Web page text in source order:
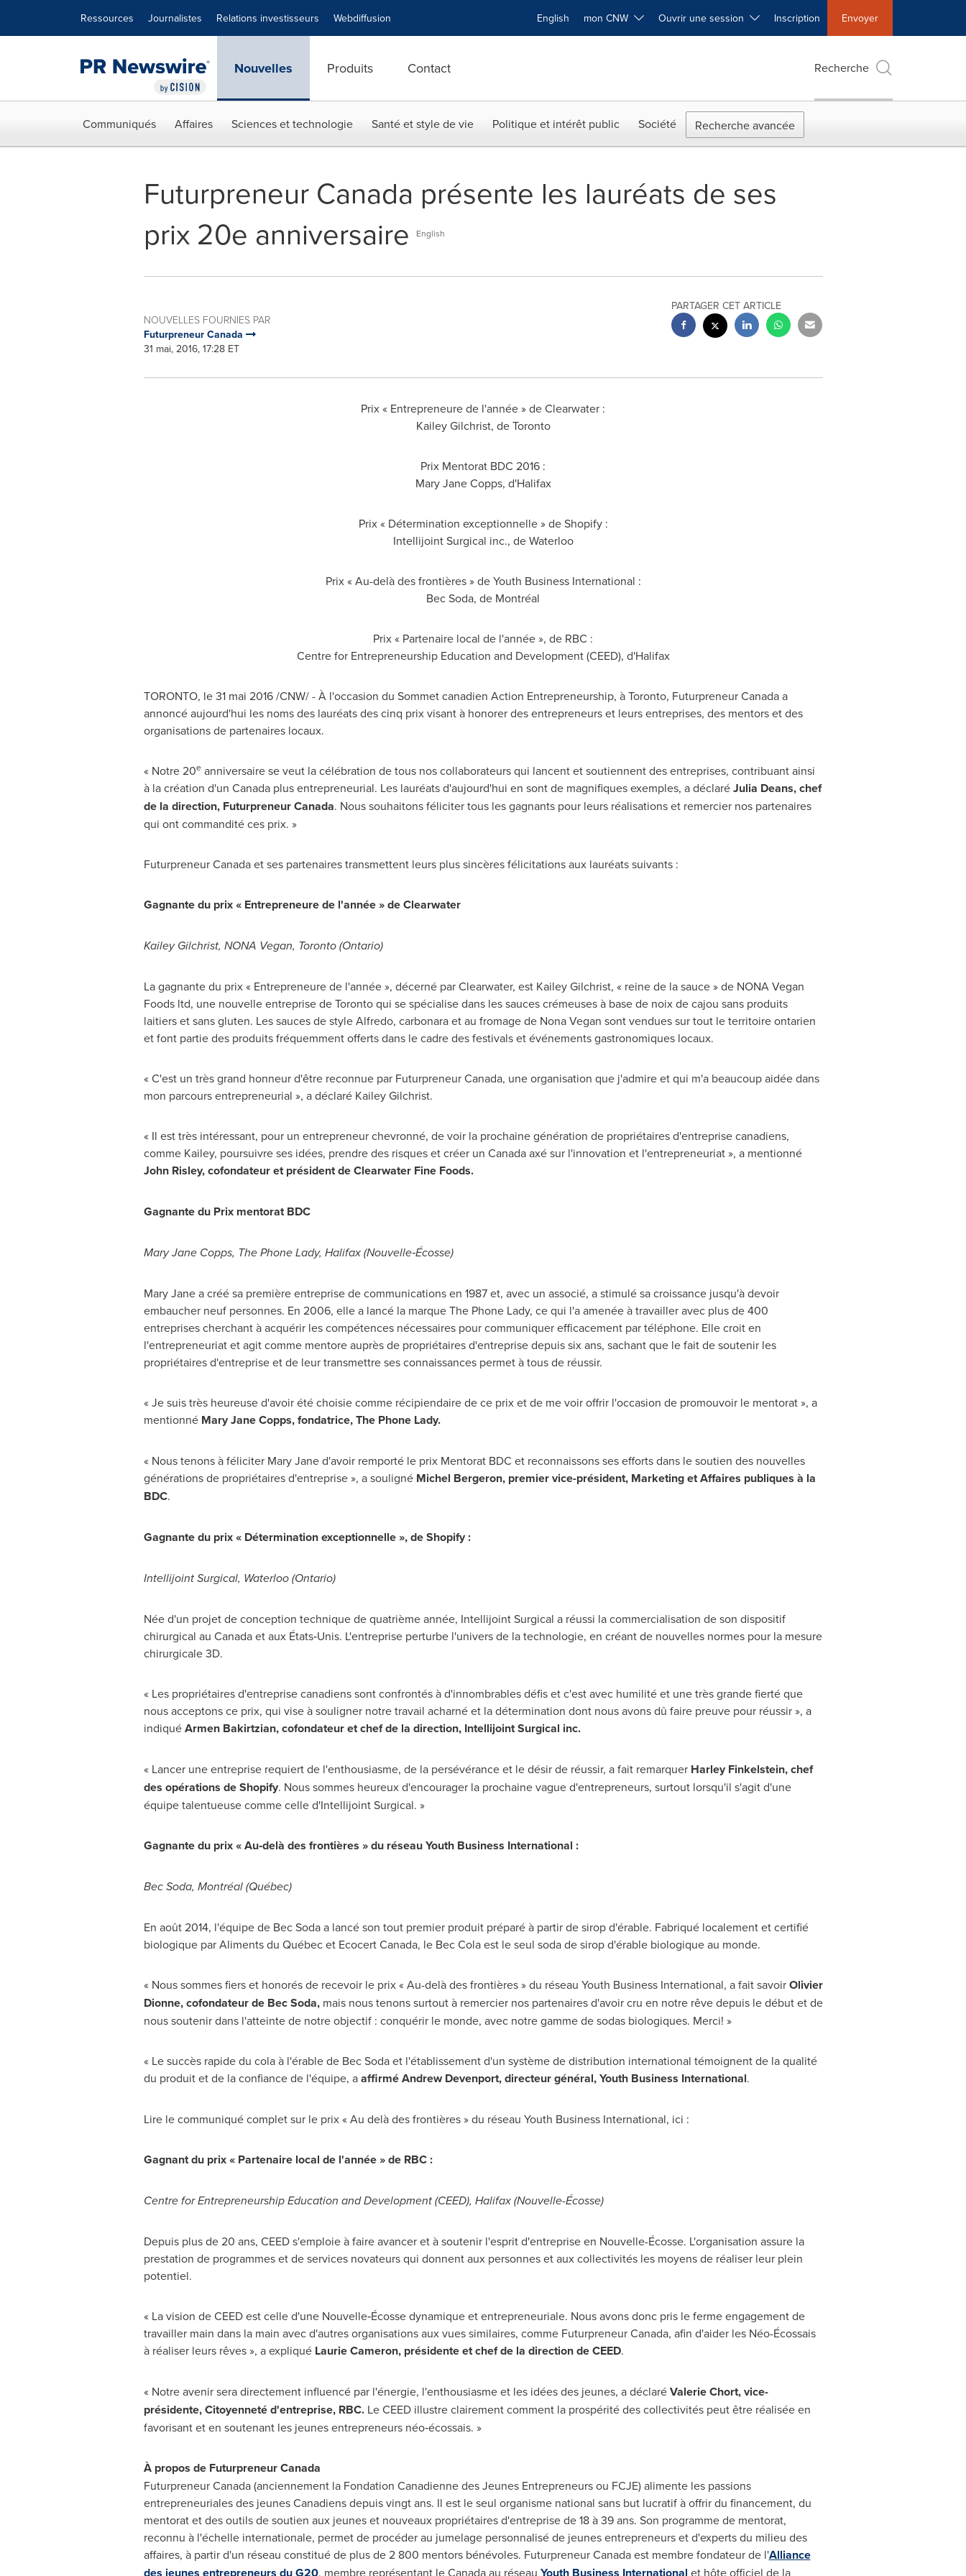
Ressources Journalistes Relations investisseurs Webdiffusion English mon CNW Ouvrir une session Inscription Envoyer
Nouvelles Produits Contact Recherche
Communiqués Affaires Sciences et technologie Santé et style de vie Politique et intérêt public Société Recherche avancée
Futurpreneur Canada présente les lauréats de ses
prix 20e anniversaire
English
NOUVELLES FOURNIES PAR
Futurpreneur Canada
31 mai, 2016, 17:28 ET
PARTAGER CET ARTICLE
Prix « Entrepreneure de l'année » de Clearwater :
Kailey Gilchrist, deToronto
Prix Mentorat BDC 2016 :
Mary Jane Copps, d'Halifax
Prix « Détermination exceptionnelle » de Shopify :
Intellijoint Surgical inc., de Waterloo
Prix « Au-delà des frontières » de Youth Business International :
Bec Soda, de Montréal
Prix « Partenaire local de l'année », de RBC :
Centre for Entrepreneurship Education and Development (CEED), d'Halifax
TORONTO, le 31 mai 2016 /CNW/ - À l'occasion du Sommet canadien Action Entrepreneurship, àToronto, Futurpreneur Canada a
annoncé aujourd'hui les noms des lauréats des cinq prix visant à honorer des entrepreneurs et leurs entreprises, des mentors et des
organisations de partenaires locaux.
« Notre 20eanniversaire se veut la célébration de tous nos collaborateurs qui lancent et soutiennent des entreprises, contribuant ainsi
à la création d'un Canadaplus entrepreneurial. Les lauréats d'aujourd'hui en sont de magnifiques exemples, a déclaréJulia Deans, chef
de la direction, Futurpreneur Canada. Nous souhaitons féliciter tous les gagnants pour leurs réalisations et remercier nos partenaires
qui ont commandité ces prix. »
Futurpreneur Canada et ses partenaires transmettent leurs plus sincères félicitations aux lauréats suivants :
Gagnante du prix « Entrepreneure de l'année » deClearwater
Kailey Gilchrist, NONA Vegan, Toronto(Ontario)
La gagnante du prix « Entrepreneure de l'année », décerné par Clearwater, est Kailey Gilchrist, « reine de la sauce » de NONA Vegan
Foods ltd, une nouvelle entreprise deTorontoqui se spécialise dans les sauces crémeuses à base de noix de cajou sans produits
laitiers et sans gluten. Les sauces de style Alfredo, carbonara et au fromage de Nona Vegan sont vendues sur tout le territoire ontarien
et font partie des produits fréquemment offerts dans le cadre des festivals et événements gastronomiques locaux.
« C'est un très grand honneur d'être reconnue par Futurpreneur Canada, une organisation que j'admire et qui m'a beaucoup aidée dans
mon parcours entrepreneurial », a déclaré Kailey Gilchrist.
« Il est très intéressant, pour un entrepreneur chevronné, de voir la prochaine génération de propriétaires d'entreprise canadiens,
comme Kailey, poursuivre ses idées, prendre des risques et créer un Canadaaxé sur l'innovation et l'entrepreneuriat », a mentionné
John Risley,cofondateur et président de Clearwater Fine Foods.
Gagnante du Prix mentorat BDC
Mary Jane Copps, The Phone Lady, Halifax(Nouvelle‑Écosse)
Mary Janea créé sa première entreprise de communications en 1987 et, avec un associé, a stimulé sa croissance jusqu'à devoir
embaucher neuf personnes. En 2006, elle a lancé la marque The Phone Lady, ce qui l'a amenée à travailler avec plus de 400
entreprises cherchant à acquérir les compétences nécessaires pour communiquer efficacement par téléphone. Elle croit en
l'entrepreneuriat et agit comme mentore auprès de propriétaires d'entreprise depuis six ans, sachant que le fait de soutenir les
propriétaires d'entreprise et de leur transmettre ses connaissances permet à tous de réussir.
« Je suis très heureuse d'avoir été choisie comme récipiendaire de ce prix et de me voir offrir l'occasion de promouvoir le mentorat », a
mentionné Mary Jane Copps, fondatrice, The Phone Lady.
« Nous tenons à féliciter Mary Janed'avoir remporté le prix Mentorat BDC et reconnaissons ses efforts dans le soutien des nouvelles
générations de propriétaires d'entreprise », a souligné Michel Bergeron, premier vice-président, Marketing et Affaires publiques à la
BDC.
Gagnante du prix « Détermination exceptionnelle », de Shopify :
Intellijoint Surgical, Waterloo (Ontario)
Née d'un projet de conception technique de quatrième année, Intellijoint Surgical a réussi la commercialisation de son dispositif
chirurgical au Canadaet aux États‑Unis. L'entreprise perturbe l'univers de la technologie, en créant de nouvelles normes pour la mesure
chirurgicale 3D.
« Les propriétaires d'entreprise canadiens sont confrontés à d'innombrables défis et c'est avec humilité et une très grande fierté que
nous acceptons ce prix, qui vise à souligner notre travail acharné et la détermination dont nous avons dû faire preuve pour réussir », a
indiquéArmen Bakirtzian, cofondateur et chef de la direction, Intellijoint Surgical inc.
« Lancer une entreprise requiert de l'enthousiasme, de la persévérance et le désir de réussir, a fait remarquer Harley Finkelstein, chef
des opérations de Shopify. Nous sommes heureux d'encourager la prochaine vague d'entrepreneurs, surtout lorsqu'il s'agit d'une
équipe talentueuse comme celle d'Intellijoint Surgical. »
Gagnante du prix « Au‑delà des frontières » du réseau Youth Business International :
Bec Soda, Montréal (Québec)
En août 2014, l'équipe de Bec Sodaa lancé son tout premier produit préparé à partir de sirop d'érable. Fabriqué localement et certifié
biologique par Aliments du Québec et Ecocert Canada, le Bec Colaest le seul soda de sirop d'érable biologique au monde.
« Nous sommes fiers et honorés de recevoir le prix « Au-delà des frontières » du réseau Youth Business International, a fait savoirOlivier
Dionne, cofondateur de Bec Soda, mais nous tenons surtout à remercier nos partenaires d'avoir cru en notre rêve depuis le début et de
nous soutenir dans l'atteinte de notre objectif : conquérir le monde, avec notre gamme de sodas biologiques. Merci! »
« Le succès rapide du cola à l'érable de Bec Sodaet l'établissement d'un système de distribution international témoignent de la qualité
du produit et de la confiance de l'équipe, aaffirméAndrew Devenport, directeur général, Youth Business International.
Lire le communiqué complet sur le prix « Au delà des frontières » du réseau Youth Business International, ici :
Gagnant du prix « Partenaire local de l'année » de RBC :
Centre for Entrepreneurship Education and Development (CEED), Halifax(Nouvelle-Écosse)
Depuis plus de 20 ans, CEED s'emploie à faire avancer et à soutenir l'esprit d'entreprise en Nouvelle-Écosse. L'organisation assure la
prestation de programmes et de services novateurs qui donnent aux personnes et aux collectivités les moyens de réaliser leur plein
potentiel.
« La vision de CEED est celle d'une Nouvelle‑Écosse dynamique et entrepreneuriale. Nous avons donc pris le ferme engagement de
travailler main dans la main avec d'autres organisations aux vues similaires, comme Futurpreneur Canada, afin d'aider les Néo-Écossais
à réaliser leurs rêves », a expliqué Laurie Cameron, présidente et chef de la direction de CEED.
« Notre avenir sera directement influencé par l'énergie, l'enthousiasme et les idées des jeunes, a déclaréValerie Chort, vice-
présidente, Citoyenneté d'entreprise, RBC. Le CEED illustre clairement comment la prospérité des collectivités peut être réalisée en
favorisant et en soutenant les jeunes entrepreneurs néo‑écossais. »
À propos de Futurpreneur Canada
Futurpreneur Canada (anciennement la Fondation Canadienne des Jeunes Entrepreneurs ou FCJE) alimente les passions
entrepreneuriales des jeunes Canadiens depuis vingt ans. Il est le seul organisme national sans but lucratif à offrir du financement, du
mentorat et des outils de soutien aux jeunes et nouveaux propriétaires d'entreprise de 18 à 39 ans. Son programme de mentorat,
reconnu à l'échelle internationale, permet de procéder au jumelage personnalisé de jeunes entrepreneurs et d'experts du milieu des
affaires, à partir d'un réseau constitué de plus de 2 800 mentors bénévoles. Futurpreneur Canada est membre fondateur de l'Alliance
, membre représentant leCanadaau réseau et hôte officiel de la